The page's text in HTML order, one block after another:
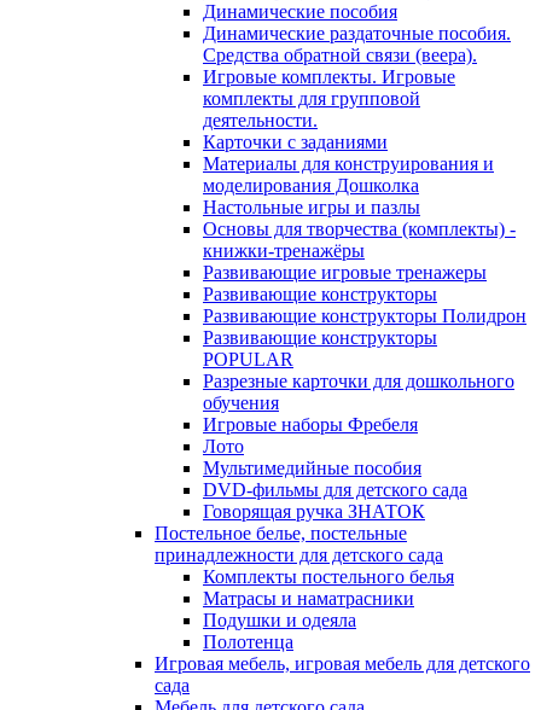
Динамические пособия
Динамические раздаточные пособия.
Средства обратной связи (веера).
Игровые комплекты. Игровые
комплекты для групповой
деятельности.
Карточки с заданиями
Материалы для конструирования и
моделирования Дошколка
Настольные игры и пазлы
Основы для творчества (комплекты) -
книжки-тренажёры
Развивающие игровые тренажеры
Развивающие конструкторы
Развивающие конструкторы Полидрон
Развивающие конструкторы
POPULAR
Разрезные карточки для дошкольного
обучения
Игровые наборы Фребеля
Лото
Мультимедийные пособия
DVD-фильмы для детского сада
Говорящая ручка ЗНАТОК
Постельное белье, постельные
принадлежности для детского сада
Комплекты постельного белья
Матрасы и наматрасники
Подушки и одеяла
Полотенца
Игровая мебель, игровая мебель для детского
сада